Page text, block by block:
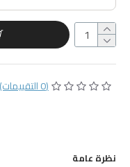
(0 التقييمات)
نظرة عامة